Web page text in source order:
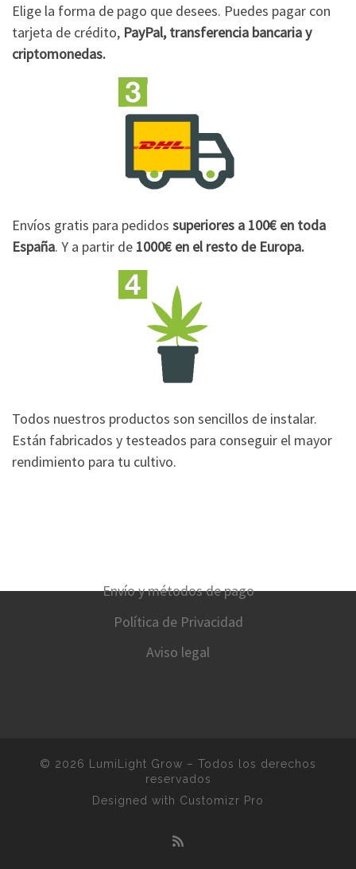
Elige la forma de pago que desees. Puedes pagar con
tarjeta de crédito, PayPal, transferencia bancaria y
criptomonedas.
Envíos gratis para pedidos superiores a 100€ en toda
España. Y a partir de 1000€ en el resto de Europa.
Todos nuestros productos son sencillos de instalar.
Están fabricados y testeados para conseguir el mayor
rendimiento para tu cultivo.
Envío y métodos de pago
Política de Privacidad
Aviso legal
© 2026 LumiLight Grow – Todos los derechos
reservados
Designed with Customizr Pro